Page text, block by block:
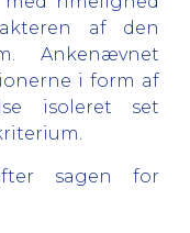
af den
Ankenævnet
i form af
isoleret set
sagen for